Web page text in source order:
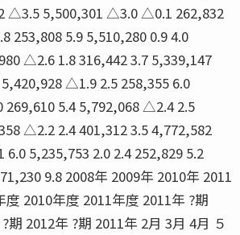
△3.5 5,500,301 △3.0 △0.1 262,832
253,808 5.9 5,510,280 0.9 4.0
△2.6 1.8 316,442 3.7 5,339,147
△1.9 2.5 258,355 6.0
5.4 5,792,068 △2.4 2.5
△2.2 2.4 401,312 3.5 4,772,582
5,235,753 2.0 2.4 252,829 5.2
9.8 2008年 2009年 2010年 2011
度 2010年度 2011年度 2011年 ?期
期 2012年 ?期 2011年 2月 3月 4月 ５